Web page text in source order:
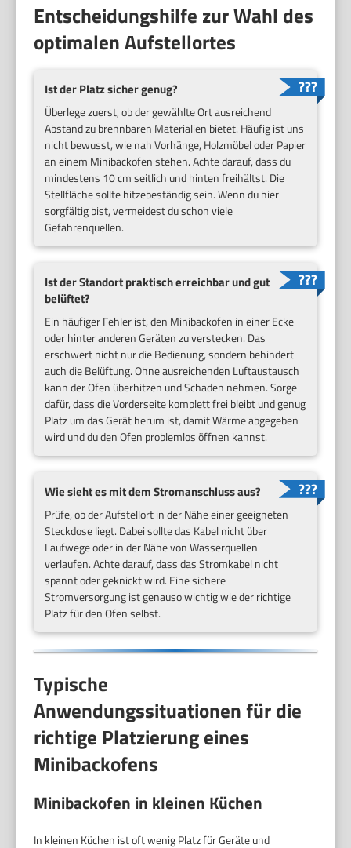
Entscheidungshilfe zur Wahl des
optimalen Aufstellortes
Ist der Platz sicher genug?
Überlege zuerst, ob der gewählte Ort ausreichend
Abstand zu brennbaren Materialien bietet. Häufig ist uns
nicht bewusst, wie nah Vorhänge, Holzmöbel oder Papier
an einem Minibackofen stehen. Achte darauf, dass du
mindestens 10 cm seitlich und hinten freihältst. Die
Stellfläche sollte hitzebeständig sein. Wenn du hier
sorgfältig bist, vermeidest du schon viele
Gefahrenquellen.
Ist der Standort praktisch erreichbar und gut
belüftet?
Ein häufiger Fehler ist, den Minibackofen in einer Ecke
oder hinter anderen Geräten zu verstecken. Das
erschwert nicht nur die Bedienung, sondern behindert
auch die Belüftung. Ohne ausreichenden Luftaustausch
kann der Ofen überhitzen und Schaden nehmen. Sorge
dafür, dass die Vorderseite komplett frei bleibt und genug
Platz um das Gerät herum ist, damit Wärme abgegeben
wird und du den Ofen problemlos öffnen kannst.
Wie sieht es mit dem Stromanschluss aus?
Prüfe, ob der Aufstellort in der Nähe einer geeigneten
Steckdose liegt. Dabei sollte das Kabel nicht über
Laufwege oder in der Nähe von Wasserquellen
verlaufen. Achte darauf, dass das Stromkabel nicht
spannt oder geknickt wird. Eine sichere
Stromversorgung ist genauso wichtig wie der richtige
Platz für den Ofen selbst.
Typische
Anwendungssituationen für die
richtige Platzierung eines
Minibackofens
Minibackofen in kleinen Küchen
In kleinen Küchen ist oft wenig Platz für Geräte und